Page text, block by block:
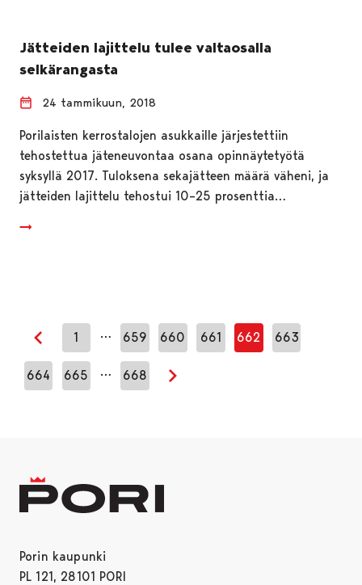
Jätteiden lajittelu tulee valtaosalla
selkärangasta
24 tammikuun, 2018
Porilaisten kerrostalojen asukkaille järjestettiin
tehostettua jäteneuvontaa osana opinnäytetyötä
syksyllä 2017. Tuloksena sekajätteen määrä väheni, ja
jätteiden lajittelu tehostui 10–25 prosenttia…
Edellinen sivu
1 … 659 660 661 662 663
664 665 … 668
Seuraava sivu
Porin kaupunki
PL 121, 28101 PORI